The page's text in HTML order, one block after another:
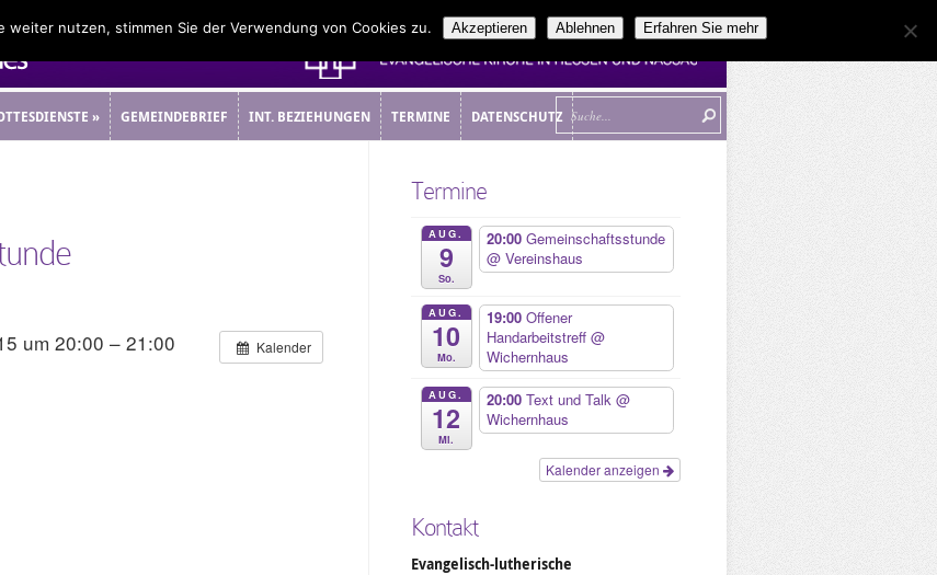
» GEMEINDEBRIEF INT. BEZIEHUNGEN TERMINE DATENSCHUTZ
Kalender
um 20:00 – 21:00
Termine
AUG.
9
So.
20:00 Gemeinschaftsstunde
@ Vereinshaus
AUG.
10
Mo.
19:00 Offener
Handarbeitstreff @
Wichernhaus
AUG.
12
Mi.
20:00 Text und Talk @
Wichernhaus
Kalender anzeigen
Kontakt
Evangelisch-lutherische
weiter nutzen, stimmen Sie der Verwendung von Cookies zu. Akzeptieren Ablehnen Erfahren Sie mehr